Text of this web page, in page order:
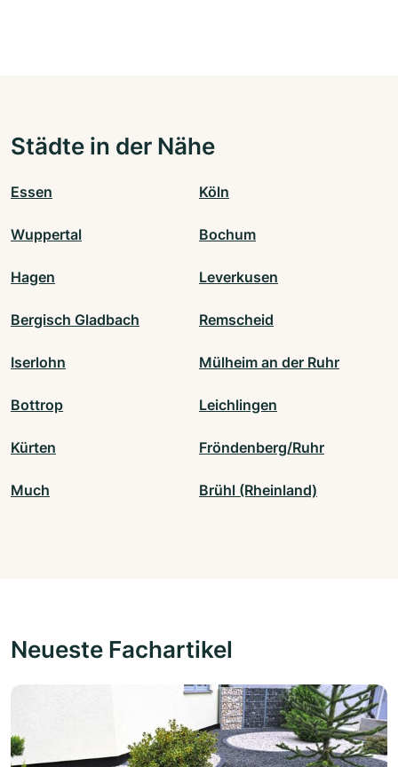
Städte in der Nähe
Essen Köln
Wuppertal Bochum
Hagen Leverkusen
Bergisch Gladbach Remscheid
Iserlohn Mülheim an der Ruhr
Bottrop Leichlingen
Kürten Fröndenberg/Ruhr
Much Brühl (Rheinland)
Neueste Fachartikel